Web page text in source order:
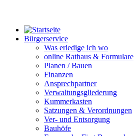
Bürgerservice
Was erledige ich wo
online Rathaus & Formulare
Planen / Bauen
Finanzen
Ansprechpartner
Verwaltungsgliederung
Kummerkasten
Satzungen & Verordnungen
Ver- und Entsorgung
Bauhöfe